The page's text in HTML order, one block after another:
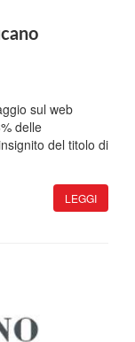
sul web
delle
del titolo di
LEGGI